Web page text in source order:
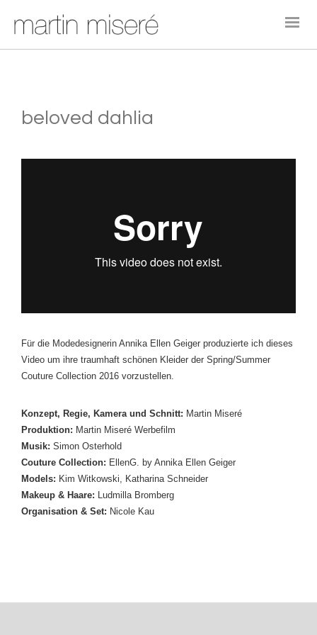
beloved dahlia
Für die Modedesignerin Annika Ellen Geiger produzierte ich dieses
Video um ihre traumhaft schönen Kleider der Spring/Summer
Couture Collection 2016 vorzustellen.
Konzept, Regie, Kamera und Schnitt: Martin Miseré
Produktion: Martin Miseré Werbefilm
Musik: Simon Osterhold
Couture Collection: EllenG. by Annika Ellen Geiger
Models: Kim Witkowski, Katharina Schneider
Makeup & Haare: Ludmilla Bromberg
Organisation & Set: Nicole Kau